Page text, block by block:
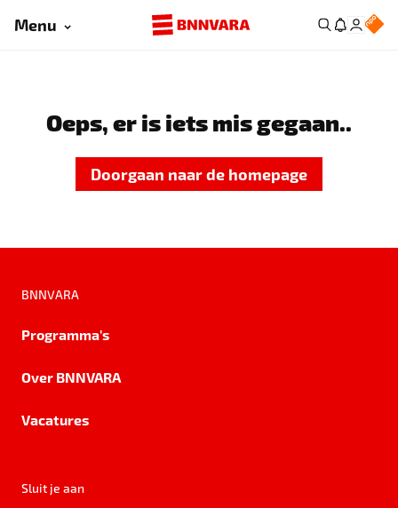
Menu
Oeps, er is iets mis gegaan..
Doorgaan naar de homepage
BNNVARA
Programma's
Over BNNVARA
Vacatures
Sluit je aan